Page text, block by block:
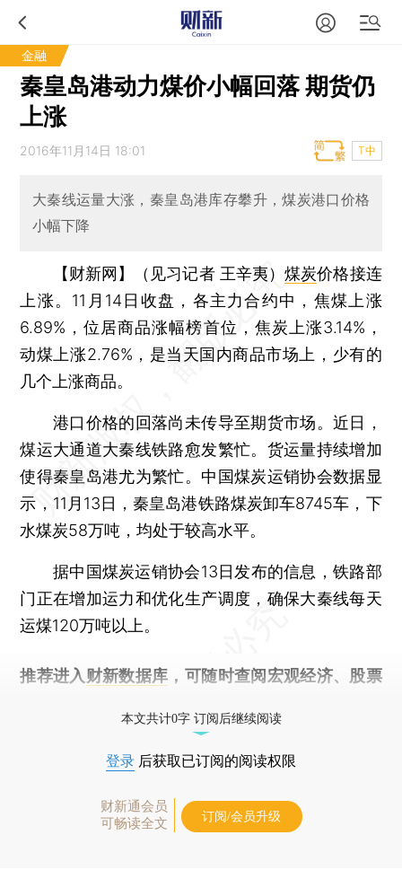
金融
秦皇岛港动力煤价小幅回落 期货仍
上涨
2016年11月14日 18:01 T中
大秦线运量大涨，秦皇岛港库存攀升，煤炭港口价格
小幅下降
【财新网】（见习记者 王辛夷）煤炭价格接连
上涨。11月14日收盘，各主力合约中，焦煤上涨
6.89%，位居商品涨幅榜首位，焦炭上涨3.14%，
动煤上涨2.76%，是当天国内商品市场上，少有的
几个上涨商品。
港口价格的回落尚未传导至期货市场。近日，
煤运大通道大秦线铁路愈发繁忙。货运量持续增加
使得秦皇岛港尤为繁忙。中国煤炭运销协会数据显
示，11月13日，秦皇岛港铁路煤炭卸车8745车，下
水煤炭58万吨，均处于较高水平。
据中国煤炭运销协会13日发布的信息，铁路部
门正在增加运力和优化生产调度，确保大秦线每天
运煤120万吨以上。
推荐进入 财新数据库 ，可随时查阅宏观经济、股票
本文共计0字 订阅后继续阅读
登录 后获取已订阅的阅读权限
财新通会员
可畅读全文
订阅/会员升级